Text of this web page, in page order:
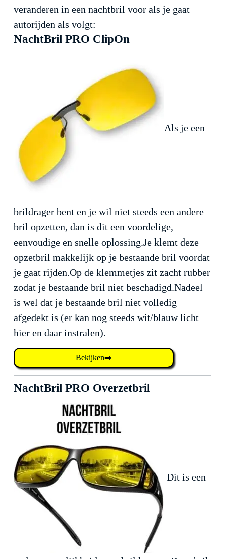
veranderen in een nachtbril voor als je gaat
autorijden als volgt:
NachtBril PRO ClipOn
Als je een
brildrager bent en je wil niet steeds een andere
bril opzetten, dan is dit een voordelige,
eenvoudige en snelle oplossing.Je klemt deze
opzetbril makkelijk op je bestaande bril voordat
je gaat rijden.Op de klemmetjes zit zacht rubber
zodat je bestaande bril niet beschadigd.Nadeel
is wel dat je bestaande bril niet volledig
afgedekt is (er kan nog steeds wit/blauw licht
hier en daar instralen).
Bekijken➡️
NachtBril PRO Overzetbril
Dit is een